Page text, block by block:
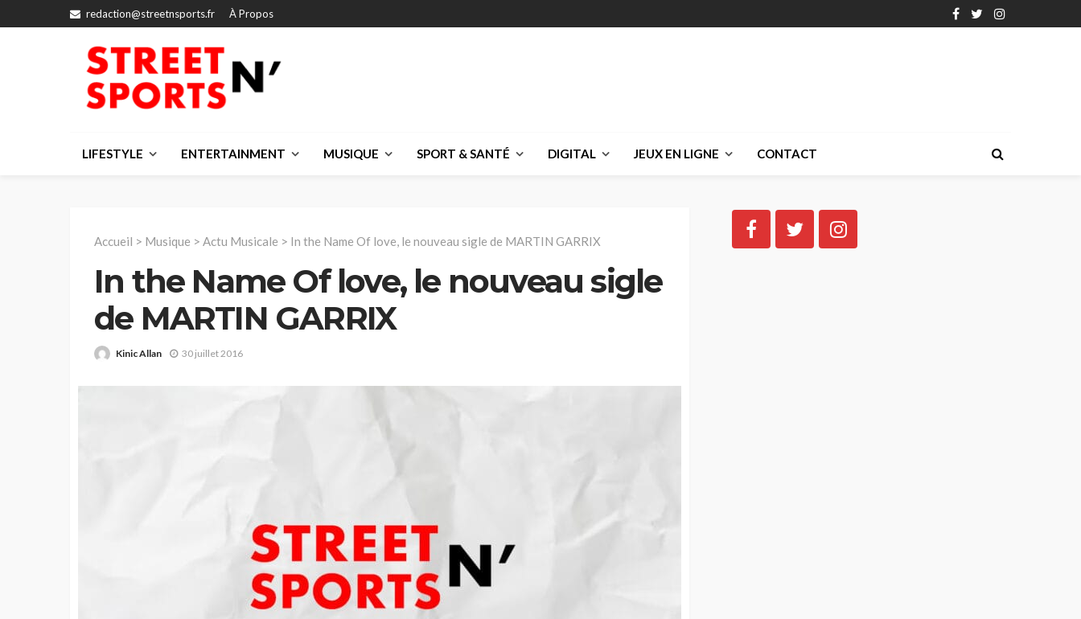
redaction@streetnsports.fr À Propos
LIFESTYLE ENTERTAINMENT MUSIQUE SPORT & SANTÉ DIGITAL JEUX EN LIGNE CONTACT
Accueil > Musique > Actu Musicale > In the Name Of love, le nouveau sigle de MARTIN GARRIX
In the Name Of love, le nouveau sigle
de MARTIN GARRIX
Kinic Allan 30 juillet 2016